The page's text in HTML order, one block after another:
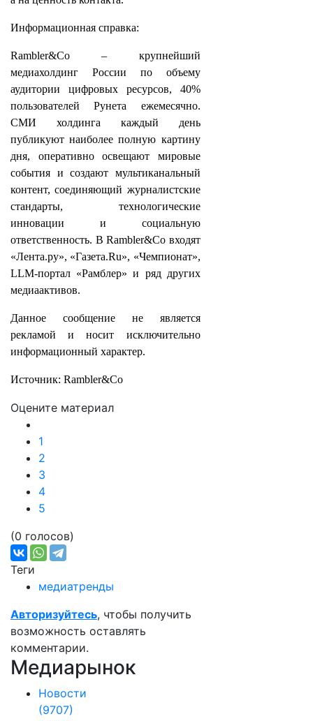
Информационная справка:
Rambler&Co – крупнейший
медиахолдинг России по объему
аудитории цифровых ресурсов, 40%
пользователей Рунета ежемесячно.
СМИ холдинга каждый день
публикуют наиболее полную картину
дня, оперативно освещают мировые
события и создают мультиканальный
контент, соединяющий журналистские
стандарты, технологические
инновации и социальную
ответственность. В Rambler&Co входят
«Лента.ру», «Газета.Ru», «Чемпионат»,
LLM-портал «Рамблер» и ряд других
медиаактивов.
Данное сообщение не является
рекламой и носит исключительно
информационный характер.
Источник: Rambler&Co
Оцените материал
1
2
3
4
5
(0 голосов)
Теги
медиатренды
Авторизуйтесь, чтобы получить
возможность оставлять
комментарии.
Медиарынок
Новости
(9707)